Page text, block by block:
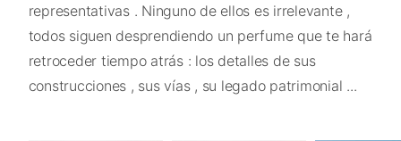
representativas . Ninguno de ellos es irrelevante ,
todos siguen desprendiendo un perfume que te hará
retroceder tiempo atrás : los detalles de sus
construcciones , sus vías , su legado patrimonial ...